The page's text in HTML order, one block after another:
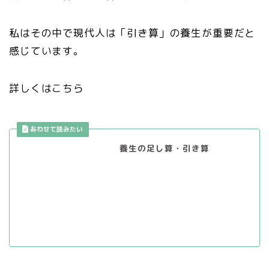
私はその中で現代人は「引き算」の養生が重要だと
感じています。
詳しくはこちら
養生の足し算・引き算